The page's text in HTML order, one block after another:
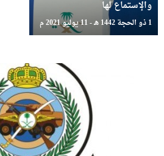
والإستماع لها
1 ذو الحجة 1442 هـ - 11 يوليو 2021 م